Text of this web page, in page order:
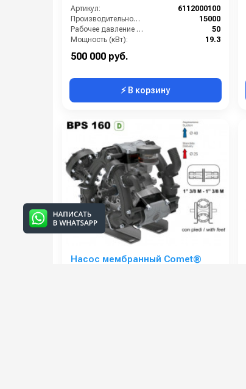
Артикул:
6112000100
Производительность (л/ч):
15000
Рабочее давление (бар):
50
Мощность (кВт):
19.3
500 000 руб.
⚡ В корзину
Насос мембранный Comet®